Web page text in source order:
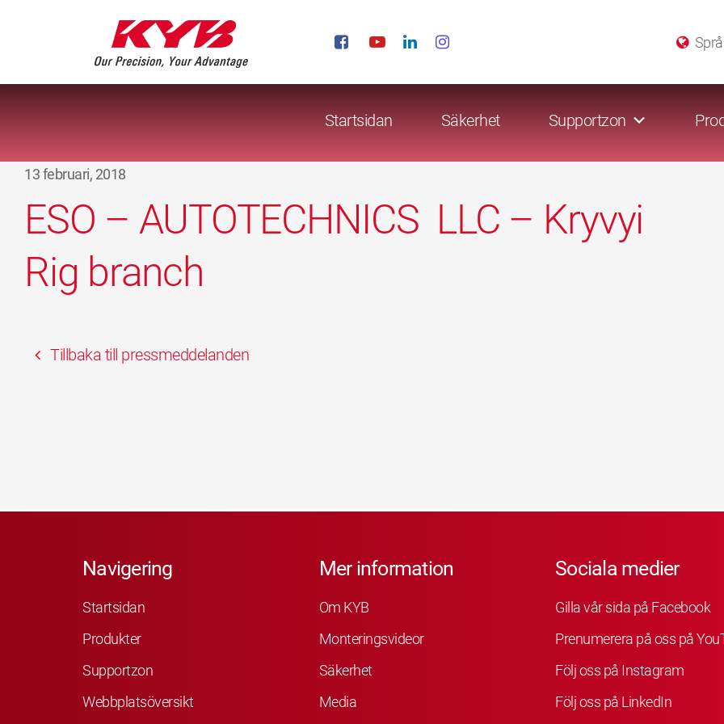
Startsidan Säkerhet Supportzon
13 februari, 2018
ESO – AUTOTECHNICS LLC – Kryvyi
Rig branch
Tillbaka till pressmeddelanden
Navigering
Startsidan
Produkter
Supportzon
Webbplatsöversikt
Mer information
Om KYB
Monteringsvideor
Säkerhet
Media
Sociala medier
Gilla vår sida på Facebook
Prenumerera på oss på
Följ oss på Instagram
Följ oss på LinkedIn